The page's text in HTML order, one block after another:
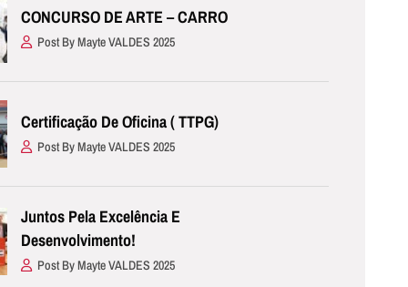
CONCURSO DE ARTE – CARRO
Post By Mayte VALDES 2025
Certificação De Oficina ( TTPG)
Post By Mayte VALDES 2025
Juntos Pela Excelência E
Desenvolvimento!
Post By Mayte VALDES 2025